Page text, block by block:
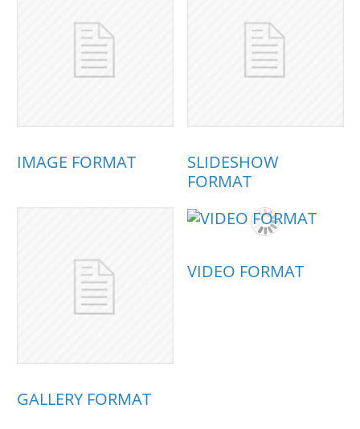
IMAGE FORMAT
SLIDESHOW
FORMAT
GALLERY FORMAT
VIDEO FORMAT